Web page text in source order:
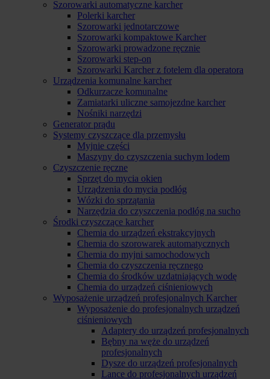
Szorowarki automatyczne karcher
Polerki karcher
Szorowarki jednotarczowe
Szorowarki kompaktowe Karcher
Szorowarki prowadzone ręcznie
Szorowarki step-on
Szorowarki Karcher z fotelem dla operatora
Urządzenia komunalne karcher
Odkurzacze komunalne
Zamiatarki uliczne samojezdne karcher
Nośniki narzędzi
Generator prądu
Systemy czyszczące dla przemysłu
Myjnie części
Maszyny do czyszczenia suchym lodem
Czyszczenie ręczne
Sprzęt do mycia okien
Urządzenia do mycia podłóg
Wózki do sprzątania
Narzędzia do czyszczenia podłóg na sucho
Środki czyszczące karcher
Chemia do urządzeń ekstrakcyjnych
Chemia do szorowarek automatycznych
Chemia do myjni samochodowych
Chemia do czyszczenia ręcznego
Chemia do środków uzdatniających wodę
Chemia do urządzeń ciśnieniowych
Wyposażenie urządzeń profesjonalnych Karcher
Wyposażenie do profesjonalnych urządzeń
ciśnieniowych
Adaptery do urządzeń profesjonalnych
Bębny na węże do urządzeń
profesjonalnych
Dysze do urządzeń profesjonalnych
Lance do profesjonalnych urządzeń